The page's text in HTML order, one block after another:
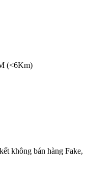
(<6Km)
không bán hàng Fake,